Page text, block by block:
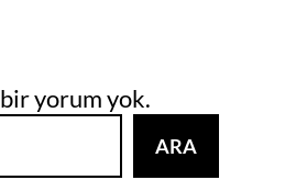
yorum yok.
ARA